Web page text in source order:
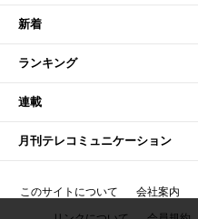
新着
ランキング
連載
月刊テレコミュニケーション
このサイトについて 会社案内